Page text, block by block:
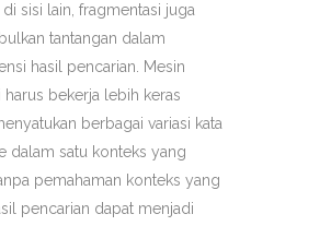
di sisi lain, fragmentasi juga
tantangan dalam
hasil pencarian. Mesin
harus bekerja lebih keras
berbagai variasi kata
dalam satu konteks yang
pemahaman konteks yang
pencarian dapat menjadi